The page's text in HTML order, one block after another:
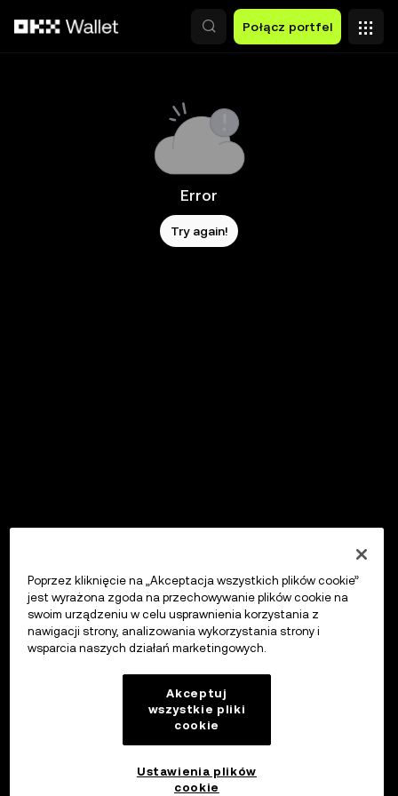
Połącz portfel
Error
Try again!
Poprzez kliknięcie na „Akceptacja wszystkich plików cookie”
jest wyrażona zgoda na przechowywanie plików cookie na
swoim urządzeniu w celu usprawnienia korzystania z
nawigacji strony, analizowania wykorzystania strony i
wsparcia naszych działań marketingowych.
Akceptuj
wszystkie pliki
cookie
Ustawienia plików
cookie